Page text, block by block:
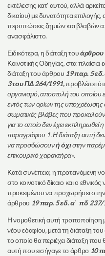
εκτέλεσης κατ’ αυτού, αλλά
δικαίου) με δυνατότητα
περιπτώσεις ζημιών και βλαβών
ανασφάλιστο.
Ειδικότερα, η διάταξη τουάρθρου
Κοινοτικής Οδηγίας, στα
διάταξη του άρθρου 19 παρ. 5
3 του ΠΔ 264/1991,προβλέπει
οργανισμό, αποστολή του οποίου
εντός των ορίων της υποχρέωσης
σωματικές βλάβες που
για το οποίο δεν έχει
παραγράφου 1. Η διάταξη αυτή
να προσδώσουνή όχιστην
επικουρικό χαρακτήρα».
Κατά συνέπεια, η προτεινόμενη
στο κοινοτικό δίκαιο και ο
προκειμένου να προχωρήσει
άρθρου 19 παρ. 5 εδ. α΄ πδ 237/
Η νομοθετική αυτή τροποποίηση
νέου εδαφίου, μετά τη διάταξη
το οποίο θα περιέχει διάταξη που
αυτή που εισήγαγε το άρθρο 10